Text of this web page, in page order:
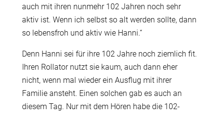
auch mit ihren nunmehr 102 Jahren noch sehr
aktiv ist. Wenn ich selbst so alt werden sollte, dann
so lebensfroh und aktiv wie Hanni.“
Denn Hanni sei für ihre 102 Jahre noch ziemlich fit.
Ihren Rollator nutzt sie kaum, auch dann eher
nicht, wenn mal wieder ein Ausflug mit ihrer
Familie ansteht. Einen solchen gab es auch an
diesem Tag. Nur mit dem Hören habe die 102-